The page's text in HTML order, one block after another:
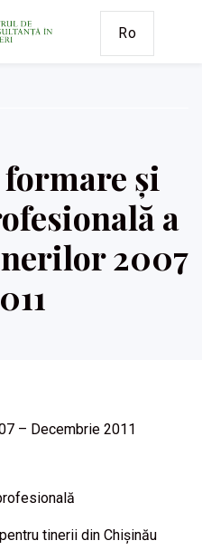
Ro
și
a
2007
– Decembrie 2011
tinerii din Chișinău